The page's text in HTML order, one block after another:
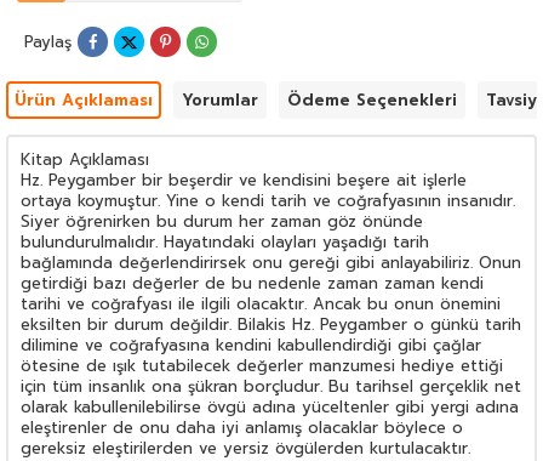
Paylaş
Ürün Açıklaması Yorumlar Ödeme Seçenekleri
Kitap Açıklaması
Hz. Peygamber bir beşerdir ve kendisini beşere ait işlerle
ortaya koymuştur. Yine o kendi tarih ve coğrafyasının insanıdır.
Siyer öğrenirken bu durum her zaman göz önünde
bulundurulmalıdır. Hayatındaki olayları yaşadığı tarih
bağlamında değerlendirirsek onu gereği gibi anlayabiliriz. Onun
getirdiği bazı değerler de bu nedenle zaman zaman kendi
tarihi ve coğrafyası ile ilgili olacaktır. Ancak bu onun önemini
eksilten bir durum değildir. Bilakis Hz. Peygamber o günkü tarih
dilimine ve coğrafyasına kendini kabullendirdiği gibi çağlar
ötesine de ışık tutabilecek değerler manzumesi hediye ettiği
için tüm insanlık ona şükran borçludur. Bu tarihsel gerçeklik net
olarak kabullenilebilirse övgü adına yüceltenler gibi yergi adına
eleştirenler de onu daha iyi anlamış olacaklar böylece o
gereksiz eleştirilerden ve yersiz övgülerden kurtulacaktır.